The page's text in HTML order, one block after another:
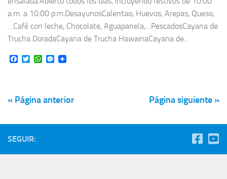
a.m. a 10:00 p.m.DesayunosCalentao, Huevos, Arepas, Queso,
…Café con leche, Chocolate, Aguapanela,…PescadosCayana de
Trucha DoradaCayana de Trucha HawainaCayana de...
Facebook
TwitterWhatsApp
Messenger
« Página anterior Página siguiente »
SEGUIR: